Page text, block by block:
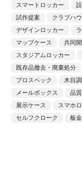
スマートロッカー
試作提案
クラブハ
デザインロッカー
マップケース
共同
スタジアムロッカー
既存品撤去・廃棄処分
プロスペック
木目調
メールボックス
品質
展示ケース
スマホ
セルフクローク
板